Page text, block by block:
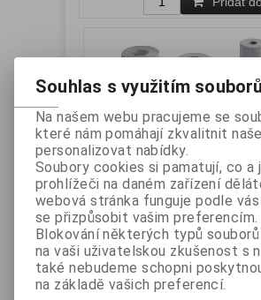
Termocitlivý papírový
80/60/12
Katalogové číslo: PT-80-
60-12
Záruka
Dostupnost:
Termocitlivý papírový kotouček
tiskárny.
Vaše cena bez
Souhlas s využitím
Na našem webu pracujeme se
které nám pomáhají zkvalitnit
personalizovat nabídky.
Soubory cookies si pamatují, co a
prohlížeči na daném zařízení
webová stránka funguje podle
se přizpůsobit vašim preferencím.
Blokování některých typů
na vaši uživatelskou zkušenost s
také nebudeme schopni
na základě vašich preferencí.